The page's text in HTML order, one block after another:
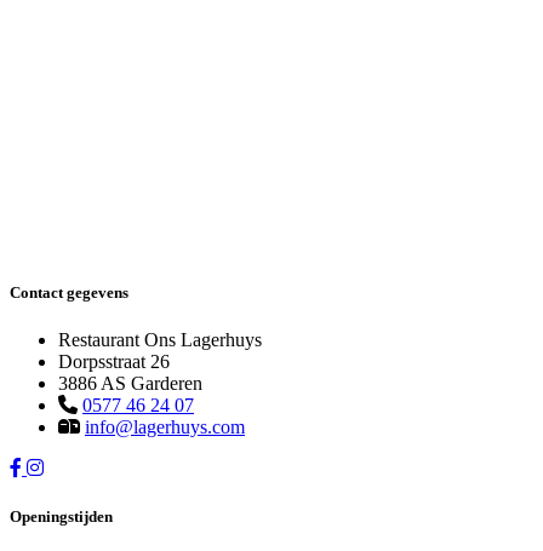
Contact gegevens
Restaurant Ons Lagerhuys
Dorpsstraat 26
3886 AS Garderen
0577 46 24 07
info@lagerhuys.com
Openingstijden